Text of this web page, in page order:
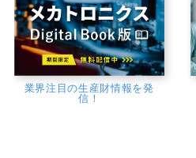
業界注目の生産財情報を発
信！